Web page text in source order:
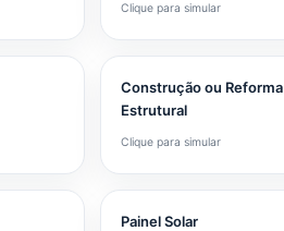
Clique para simular
Construção ou Reforma
Estrutural
Clique para simular
Painel Solar